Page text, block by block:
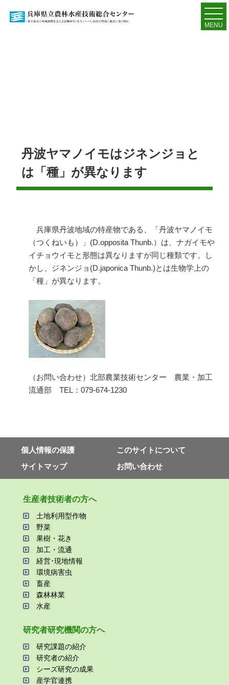
MENU
丹波ヤマノイモはジネンジョと
は「種」が異なります
兵庫県丹波地域の特産物である、「丹波ヤマノイモ
（つくねいも）」(D.opposita Thunb.）は、ナガイモや
イチョウイモと形態は異なりますが同じ種類です。し
かし、ジネンジョ(D.japonica Thunb.)とは生物学上の
「種」が異なります。
（お問い合わせ）北部農業技術センター 農業・加工
流通部 TEL：079-674-1230
個⼈情報の保護
このサイトについて
サイトマップ
お問い合わせ
⽣産者技術者の⽅へ
⼟地利⽤型作物
野菜
果樹・花き
加⼯・流通
経営･現地情報
環境病害⾍
畜産
森林林業
⽔産
研究者研究機関の⽅へ
研究課題の紹介
研究者の紹介
シーズ研究の成果
産学官連携